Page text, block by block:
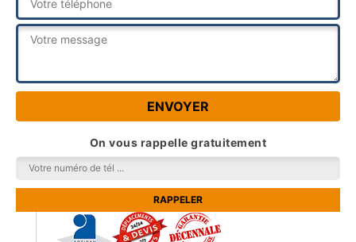
On vous rappelle gratuitement